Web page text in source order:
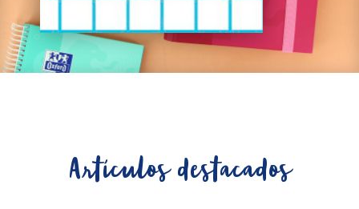
Artículos destacados